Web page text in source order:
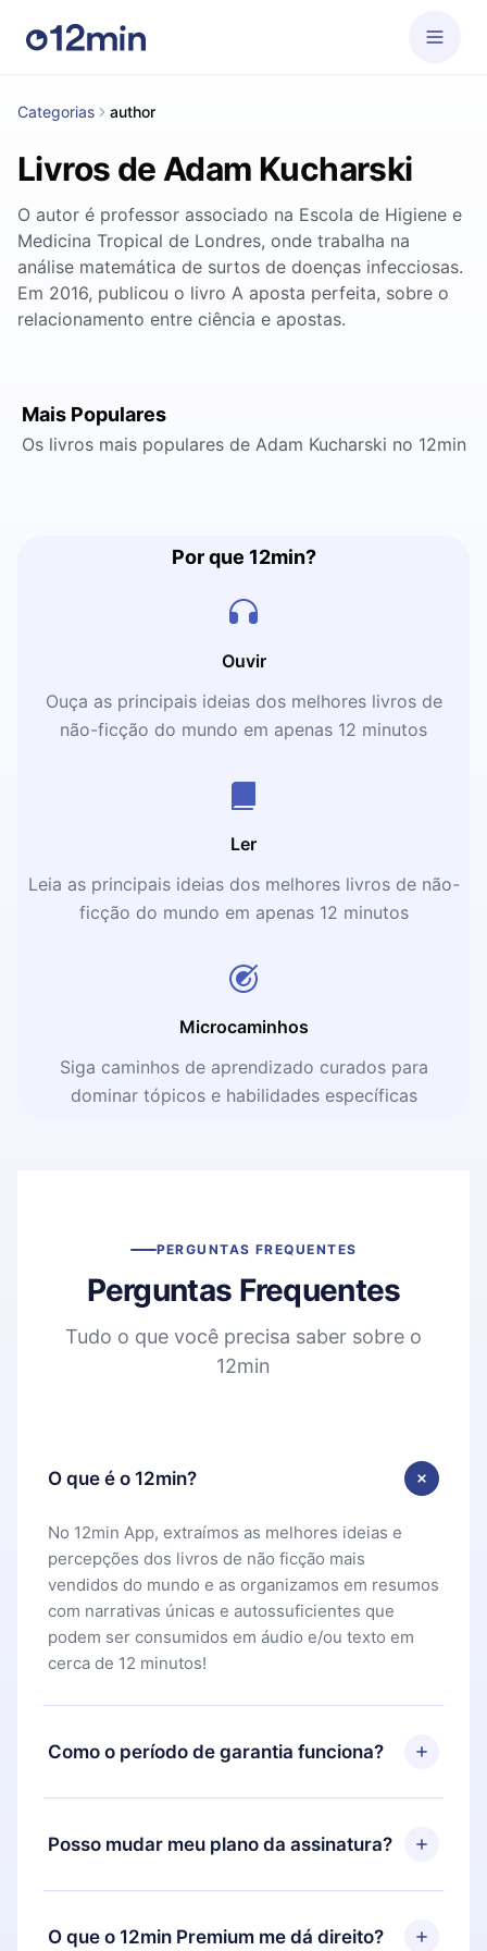
Categorias author
Livros de Adam Kucharski
O autor é professor associado na Escola de Higiene e
Medicina Tropical de Londres, onde trabalha na
análise matemática de surtos de doenças infecciosas.
Em 2016, publicou o livro A aposta perfeita, sobre o
relacionamento entre ciência e apostas.
Mais Populares
Os livros mais populares de Adam Kucharski no 12min
Por que 12min?
Ouvir
Ouça as principais ideias dos melhores livros de
não-ficção do mundo em apenas 12 minutos
Ler
Leia as principais ideias dos melhores livros de não-
ficção do mundo em apenas 12 minutos
Microcaminhos
Siga caminhos de aprendizado curados para
dominar tópicos e habilidades específicas
PERGUNTAS FREQUENTES
Perguntas Frequentes
Tudo o que você precisa saber sobre o
12min
O que é o 12min?
No 12min App, extraímos as melhores ideias e
percepções dos livros de não ficção mais
vendidos do mundo e as organizamos em resumos
com narrativas únicas e autossuficientes que
podem ser consumidos em áudio e/ou texto em
cerca de 12 minutos!
Como o período de garantia funciona?
Você pode baixar nosso aplicativo e começar a
aproveitar nossa biblioteca. Se por algum motivo
não ficar satisfeito com nossa plataforma, basta
e solicitar o reembolso do valor. Você receberá
Posso mudar meu plano da assinatura?
Sim, mas a mudança só se aplicará a partir do
próximo período de cobrança. Por exemplo, se
O que o 12min Premium me dá direito?